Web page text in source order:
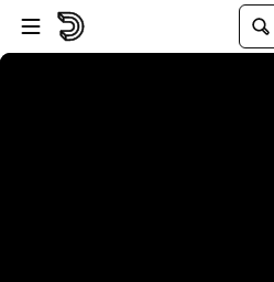
Passer au player
Passer au contenu principal